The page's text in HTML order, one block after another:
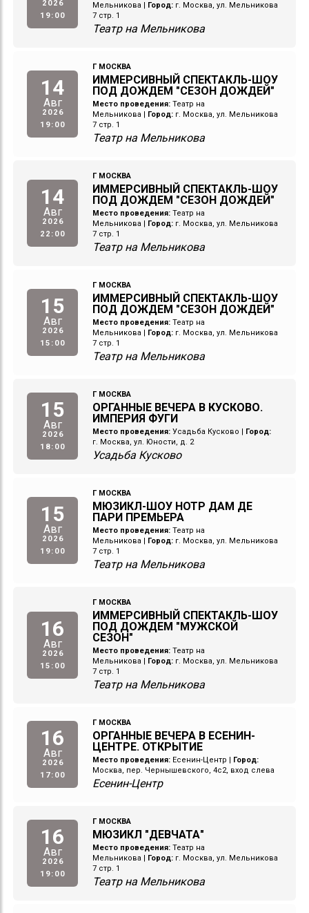
2026
19:00
Мельникова | Город: г. Москва, ул. Мельникова
7 стр. 1
Театр на Мельникова
14
Авг
2026
19:00
Г МОСКВА
ИММЕРСИВНЫЙ СПЕКТАКЛЬ-ШОУ
ПОД ДОЖДЕМ "СЕЗОН ДОЖДЕЙ"
Место проведения: Театр на
Мельникова | Город: г. Москва, ул. Мельникова
7 стр. 1
Театр на Мельникова
14
Авг
2026
22:00
Г МОСКВА
ИММЕРСИВНЫЙ СПЕКТАКЛЬ-ШОУ
ПОД ДОЖДЕМ "СЕЗОН ДОЖДЕЙ"
Место проведения: Театр на
Мельникова | Город: г. Москва, ул. Мельникова
7 стр. 1
Театр на Мельникова
15
Авг
2026
15:00
Г МОСКВА
ИММЕРСИВНЫЙ СПЕКТАКЛЬ-ШОУ
ПОД ДОЖДЕМ "СЕЗОН ДОЖДЕЙ"
Место проведения: Театр на
Мельникова | Город: г. Москва, ул. Мельникова
7 стр. 1
Театр на Мельникова
15
Авг
2026
18:00
Г МОСКВА
ОРГАННЫЕ ВЕЧЕРА В КУСКОВО.
ИМПЕРИЯ ФУГИ
Место проведения: Усадьба Кусково | Город:
г. Москва, ул. Юности, д. 2
Усадьба Кусково
15
Авг
2026
19:00
Г МОСКВА
МЮЗИКЛ-ШОУ НОТР ДАМ ДЕ
ПАРИ ПРЕМЬЕРА
Место проведения: Театр на
Мельникова | Город: г. Москва, ул. Мельникова
7 стр. 1
Театр на Мельникова
16
Авг
2026
15:00
Г МОСКВА
ИММЕРСИВНЫЙ СПЕКТАКЛЬ-ШОУ
ПОД ДОЖДЕМ "МУЖСКОЙ
СЕЗОН"
Место проведения: Театр на
Мельникова | Город: г. Москва, ул. Мельникова
7 стр. 1
Театр на Мельникова
16
Авг
2026
17:00
Г МОСКВА
ОРГАННЫЕ ВЕЧЕРА В ЕСЕНИН-
ЦЕНТРЕ. ОТКРЫТИЕ
Место проведения: Есенин-Центр | Город:
Москва, пер. Чернышевского, 4с2, вход слева
Есенин-Центр
16
Авг
2026
19:00
Г МОСКВА
МЮЗИКЛ "ДЕВЧАТА"
Место проведения: Театр на
Мельникова | Город: г. Москва, ул. Мельникова
7 стр. 1
Театр на Мельникова